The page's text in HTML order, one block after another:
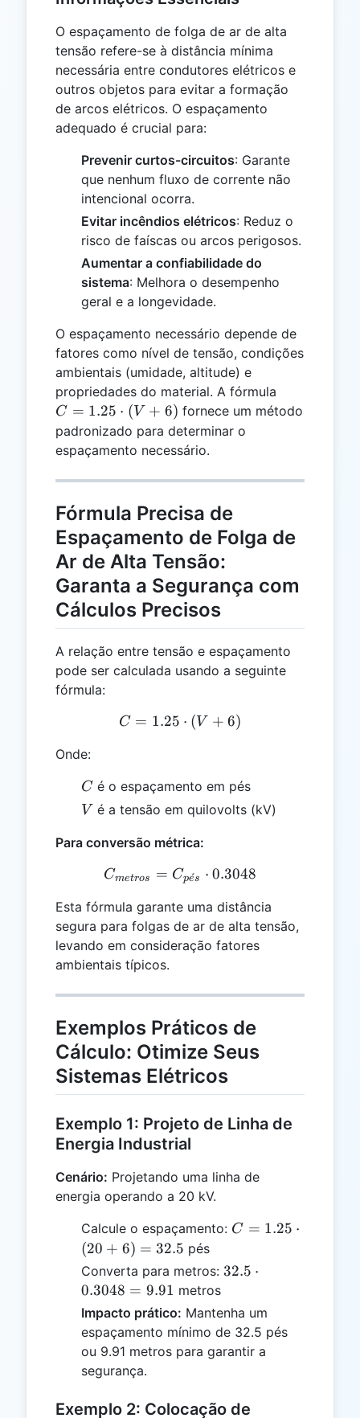
O espaçamento de folga de ar de alta
tensão refere-se à distância mínima
necessária entre condutores elétricos e
outros objetos para evitar a formação
de arcos elétricos. O espaçamento
adequado é crucial para:
Prevenir curtos-circuitos: Garante
que nenhum fluxo de corrente não
intencional ocorra.
Evitar incêndios elétricos: Reduz o
risco de faíscas ou arcos perigosos.
Aumentar a confiabilidade do
sistema: Melhora o desempenho
geral e a longevidade.
O espaçamento necessário depende de
fatores como nível de tensão, condições
ambientais (umidade, altitude) e
propriedades do material. A fórmula
1.25
C = 1.25 ⋅ (V + 6) fornece um método
padronizado para determinar o
espaçamento necessário.
Fórmula Precisa de
Espaçamento de Folga de
Ar de Alta Tensão:
Garanta a Segurança com
Cálculos Precisos
A relação entre tensão e espaçamento
pode ser calculada usando a seguinte
fórmula:
C = 1.25 \cdot (V + 6)
C = 1.25 ⋅ (V + 6)
Onde:
C
C é o espaçamento em pés
V
V é a tensão em quilovolts (kV)
Para conversão métrica:
C_{metros} = C_{pés}
Cmetros = Cpe
ˊs ⋅ 0.3048
Esta fórmula garante uma distância
segura para folgas de ar de alta tensão,
levando em consideração fatores
ambientais típicos.
Exemplos Práticos de
Cálculo: Otimize Seus
Sistemas Elétricos
Exemplo 1: Projeto de Linha de
Energia Industrial
Cenário: Projetando uma linha de
energia operando a 20 kV.
Calcule o espaçamento: C =
\cdot
=
32.5
C = 1.25 ⋅
(20 + 6) = 32.5 pés
Converta para metros: 32.5
0.3048
= 9.91
32.5 ⋅
0.3048 = 9.91 metros
Impacto prático: Mantenha um
espaçamento mínimo de 32.5 pés
ou 9.91 metros para garantir a
segurança.
Exemplo 2: Colocação de